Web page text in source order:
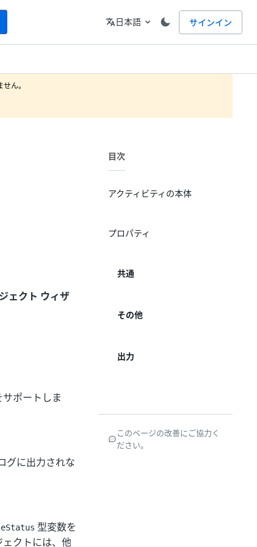
言語
translate日本語 expand_more サインイン
ん。
ェクト ウィザ
ポートしま
グに出力されな
型変数を
ェクトには、他
目次
アクティビティの本体
プロパティ
共通
その他
出力
このページの改善にご協力く
ださい。